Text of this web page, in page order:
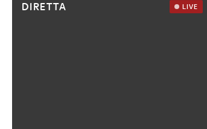
DIRETTA LIVE